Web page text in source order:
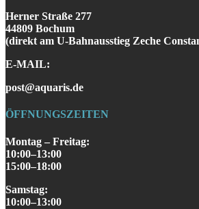
Herner Straße 277
44809 Bochum
(direkt am U-Bahnausstieg Zeche
E-MAIL:
post@aquaris.de
ÖFFNUNGSZEITEN
Montag – Freitag:
10:00–13:00
15:00–18:00
Samstag:
10:00–13:00